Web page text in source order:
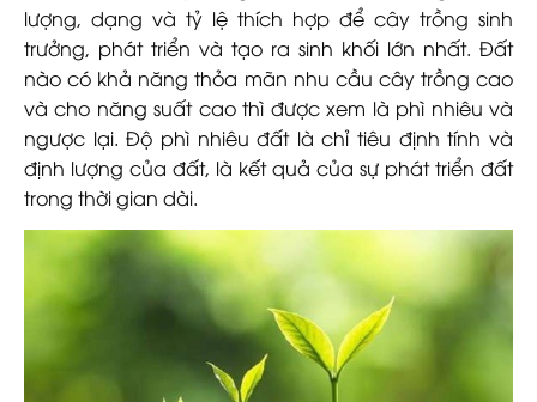
lượng, dạng và tỷ lệ thích hợp để cây trồng sinh
trưởng, phát triển và tạo ra sinh khối lớn nhất. Đất
nào có khả năng thỏa mãn nhu cầu cây trồng cao
và cho năng suất cao thì được xem là phì nhiêu và
ngược lại. Độ phì nhiêu đất là chỉ tiêu định tính và
định lượng của đất, là kết quả của sự phát triển đất
trong thời gian dài.